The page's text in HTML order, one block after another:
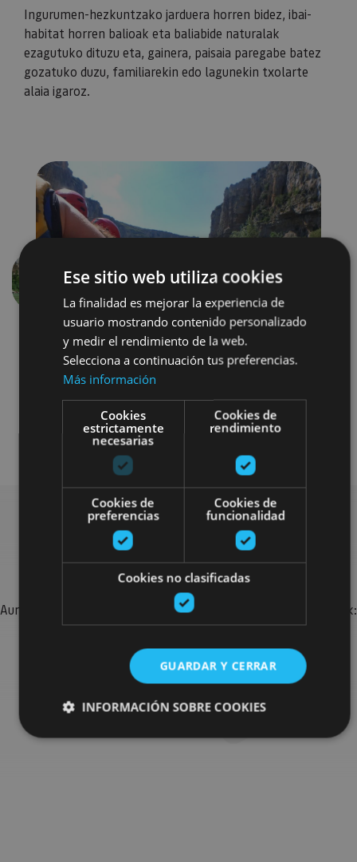
Ingurumen-hezkuntzako jarduera horren bidez, ibai-
habitat horren balioak eta baliabide naturalak
ezagutuko dituzu eta, gainera, paisaia paregabe batez
gozatuko duzu, familiarekin edo lagunekin txolarte
alaia igaroz.
Aurrekoa
Agua
Bilatu plan gehiago
Aurkitu zure bidaia Nafarroan osatzeko planak eta iradokizunak:
jarduera antolatuak, bisitak eta agendaren ekitaldi
garrantzitsuenak.
Joan planen bilatzailera
Ese sitio web utiliza cookies
La finalidad es mejorar la experiencia de
usuario mostrando contenido personalizado
y medir el rendimiento de la web.
Selecciona a continuación tus preferencias.
Más información
Cookies
estrictamente
necesarias
Cookies de
rendimiento
Cookies de
preferencias
Cookies de
funcionalidad
Cookies no clasificadas
GUARDAR Y CERRAR
INFORMACIÓN SOBRE COOKIES